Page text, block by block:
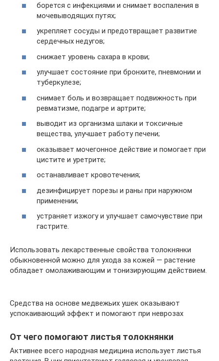
борется с инфекциями и снимает воспаления в
мочевыводящих путях;
укрепляет сосуды и предотвращает развитие
сердечных недугов;
снижает уровень сахара в крови;
улучшает состояние при бронхите, пневмонии и
туберкулезе;
снимает боль и возвращает подвижность при
ревматизме, подагре и артрите;
выводит из организма шлаки и токсичные
вещества, улучшает работу печени;
оказывает мочегонное действие и помогает при
цистите и уретрите;
останавливает кровотечения;
дезинфицирует порезы и раны при наружном
применении;
устраняет изжогу и улучшает самочувствие при
гастрите.
Использовать лекарственные свойства толокнянки
обыкновенной можно для ухода за кожей — растение
обладает омолаживающим и тонизирующим действием.
Средства на основе медвежьих ушек оказывают
успокаивающий эффект и помогают при неврозах
От чего помогают листья толокнянки
Активнее всего народная медицина использует листья